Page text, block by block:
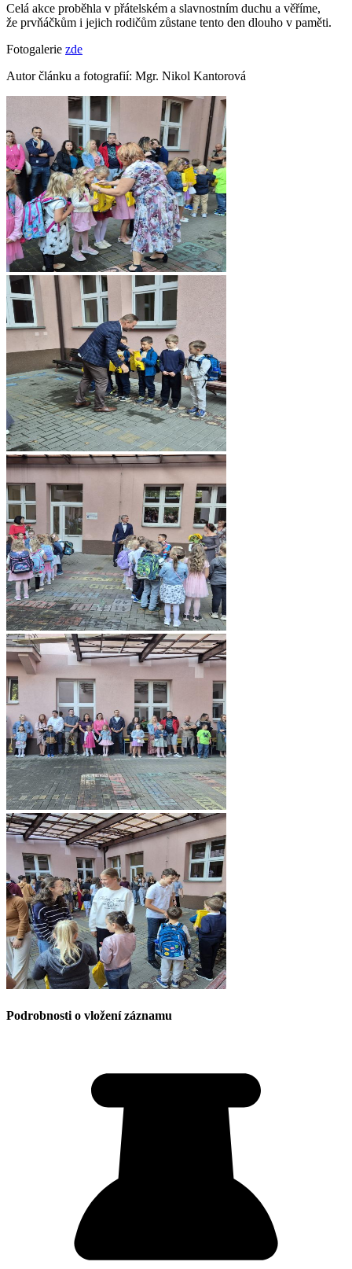
Celá akce proběhla v přátelském a slavnostním duchu a věříme,
že prvňáčkům i jejich rodičům zůstane tento den dlouho v paměti.
Fotogalerie zde
Autor článku a fotografií: Mgr. Nikol Kantorová
Podrobnosti o vložení záznamu